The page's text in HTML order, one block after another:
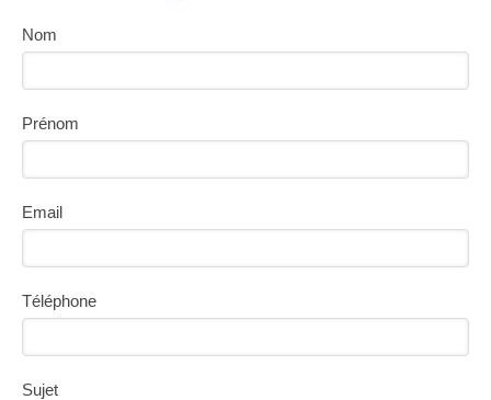
Nom
Prénom
Email
Téléphone
Sujet